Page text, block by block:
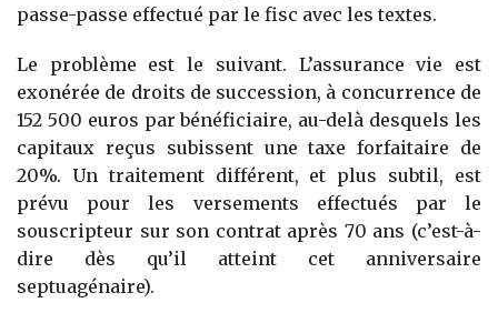
passe-passe effectué par le fisc avec les textes.
Le problème est le suivant. L’assurance vie est
exonérée de droits de succession, à concurrence de
152 500 euros par bénéficiaire, au-delà desquels les
capitaux reçus subissent une taxe forfaitaire de
20%. Un traitement différent, et plus subtil, est
prévu pour les versements effectués par le
souscripteur sur son contrat après 70 ans (c’est-à-
dire dès qu’il atteint cet anniversaire
septuagénaire).